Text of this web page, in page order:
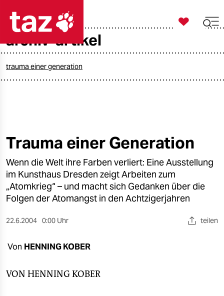
öko
gesellschaft
kultur
sport
berlin
nord
wahrheit

taz zahl ich
archiv-artikel
trauma einer generation
Trauma einer Generation
Wenn die Welt ihre Farben verliert: Eine Ausstellung
im Kunsthaus Dresden zeigt Arbeiten zum
„Atomkrieg“ – und macht sich Gedanken über die
Folgen der Atomangst in den Achtzigerjahren
22.6.2004 0:00 Uhr teilen
Von HENNING KOBER
VON HENNING KOBER